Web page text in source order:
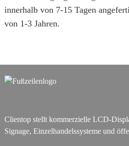
innerhalb von 7-15 Tagen
von 1-3 Jahren.
Clientop stellt kommerzielle LCD-
Signage, Einzelhandelssysteme und